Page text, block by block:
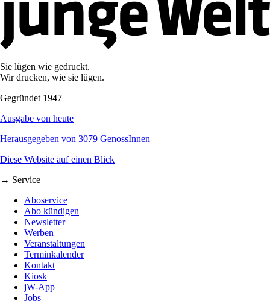
Sie lügen wie gedruckt.
Wir drucken, wie sie lügen.
Gegründet 1947
Ausgabe von heute
Herausgegeben von 3079 GenossInnen
Diese Website auf einen Blick
→ Service
Aboservice
Abo kündigen
Newsletter
Werben
Veranstaltungen
Terminkalender
Kontakt
Kiosk
jW-App
Jobs